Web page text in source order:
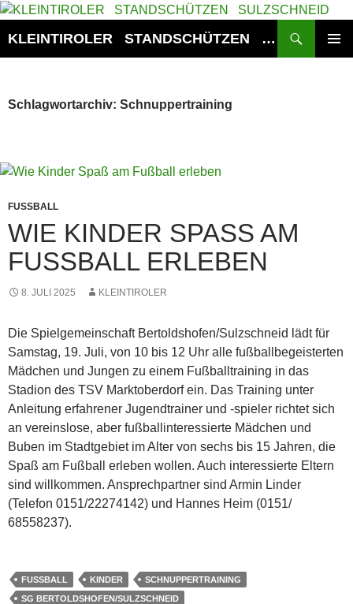
Zum
springen
KLEINTIROLER STANDSCHÜTZEN SULZSCHNEID
Schlagwortarchiv: Schnuppertraining
FUSSBALL
WIE KINDER SPASS AM F
USSBALL ERLEBEN
8. JULI 2025 KLEINTIROLER
Die Spielgemeinschaft Bertoldshofen/Sulzschneid lädt für
Samstag, 19. Juli, von 10 bis 12 Uhr alle fußballbegeisterten
Mädchen und Jungen zu einem Fußballtraining in das
Stadion des TSV Marktoberdorf ein. Das Training unter
Anleitung erfahrener Jugendtrainer und -spieler richtet sich
an vereinslose, aber fußballinteressierte Mädchen und
Buben im Stadtgebiet im Alter von sechs bis 15 Jahren, die
Spaß am Fußball erleben wollen. Auch interessierte Eltern
sind willkommen. Ansprechpartner sind Armin Linder
(Telefon 0151/22274142) und Hannes Heim (0151/
68558237).
FUSSBALL KINDER
SCHNUPPERTRAINING
SG BERTOLDSHOFEN/SULZSCHNEID